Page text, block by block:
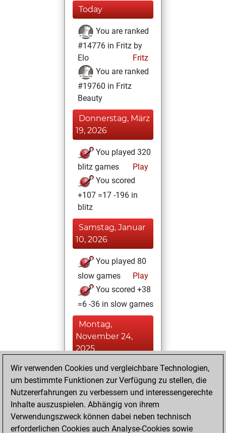
Today
You are ranked
#14776 in Fritz by
Elo
Fritz
You are ranked
#19760 in Fritz
Beauty
Donnerstag, März
19, 2026
You played 320
blitz games
Play
You scored
+107 =17 -196 in
blitz
Samstag, Januar
10, 2026
You played 80
slow games
Play
You scored +38
=6 -36 in slow games
Montag,
November 24,
2025
You achieved a
BeautyScore of 3
Fritz
achieved a new Elo
of 1588
Wir verwenden Cookies und vergleichbare Technologien,
um bestimmte Funktionen zur Verfügung zu stellen, die
Nutzererfahrungen zu verbessern und interessengerechte
Inhalte auszuspielen. Abhängig von ihrem
Verwendungszweck können dabei neben technisch
erforderlichen Cookies auch Analyse-Cookies sowie